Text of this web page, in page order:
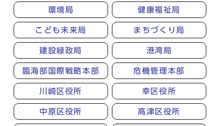
環境局 健康福祉局
こども未来局 まちづくり局
建設緑政局 港湾局
臨海部国際戦略本部 危機管理本部
川崎区役所 幸区役所
中原区役所 高津区役所